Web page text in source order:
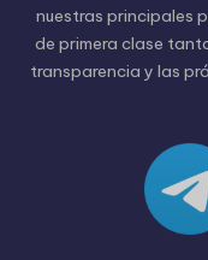
nuestras principales
de primera clase
transparencia y las